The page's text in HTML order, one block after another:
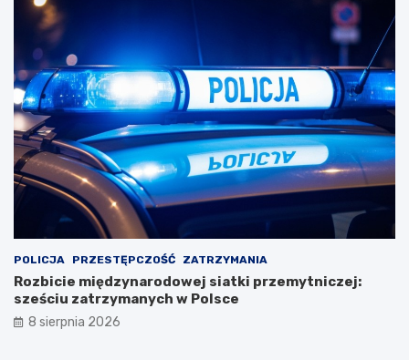
POLICJA PRZESTĘPCZOŚĆ ZATRZYMANIA
Rozbicie międzynarodowej siatki przemytniczej:
sześciu zatrzymanych w Polsce
8 sierpnia 2026